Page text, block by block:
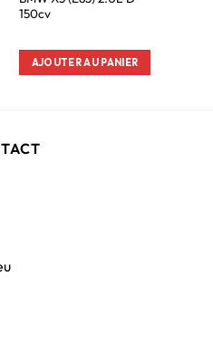
150cv
AJOUTER AU PANIER